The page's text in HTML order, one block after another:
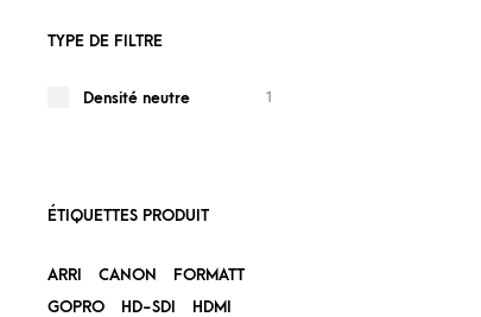
TYPE DE FILTRE
Densité neutre 1
ÉTIQUETTES PRODUIT
ARRI CANON
FORMATT
GOPRO
HD-SDI
HDMI